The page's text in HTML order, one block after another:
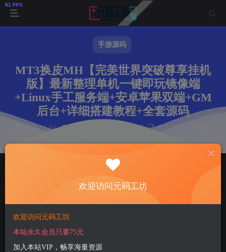
手游源码
MT3换皮MH【完美世界突破尊享挂机
版】最新整理单机一键即玩镜像端
+Linux手工服务端+安卓苹果双端+GM
后台+详细搭建教程+全套源码
2025-11-01 阅读 93
本文共计 0 个字
付费资源
欢迎访问元码工坊
欢迎访问元码工坊
本站永久会员只要75元
加入本站VIP，畅享海量资源